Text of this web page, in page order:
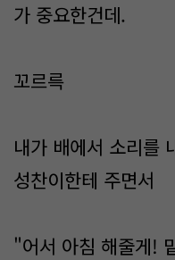
가 중요한건데.
꼬르륵
내가 배에서 소리를
성찬이한테 주면서
"어서 아침 해줄게!